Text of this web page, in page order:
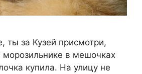
ты за Кузей присмотри,
морозильнике в мешочках
купила. На улицу не